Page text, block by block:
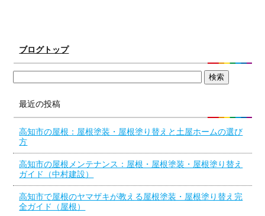
ブログトップ
最近の投稿
高知市の屋根：屋根塗装・屋根塗り替えと土屋ホームの選び
方
高知市の屋根メンテナンス：屋根・屋根塗装・屋根塗り替え
ガイド（中村建設）
高知市で屋根のヤマザキが教える屋根塗装・屋根塗り替え完
全ガイド（屋根）